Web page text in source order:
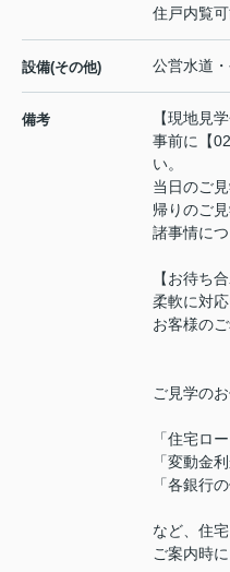
住戸内覧
設備(その他) 公営水道
備考
【現地見
事前に【
い。
当日のご
帰りのご見
諸事情に
【お待ち
柔軟に対応
お客様の
ご見学の
「住宅ロ
「変動金
「各銀行
など、住
ご案内時